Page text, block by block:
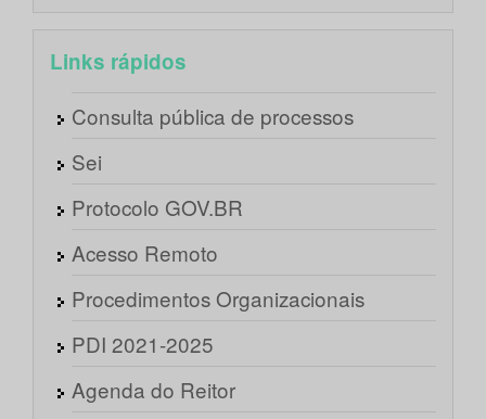
Links rápidos
Consulta pública de processos
Sei
Protocolo GOV.BR
Acesso Remoto
Procedimentos Organizacionais
PDI 2021-2025
Agenda do Reitor